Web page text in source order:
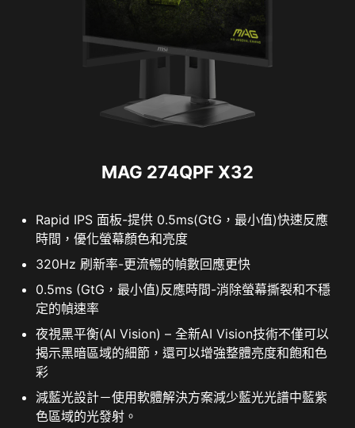
MAG 274QPF X32
Rapid IPS 面板-提供 0.5ms(GtG，最小值)快速反應
時間，優化螢幕顏色和亮度
320Hz 刷新率-更流暢的幀數回應更快
0.5ms (GtG，最小值)反應時間-消除螢幕撕裂和不穩
定的幀速率
夜視黑平衡(AI Vision) – 全新AI Vision技術不僅可以
揭示黑暗區域的細節，還可以增強整體亮度和飽和色
彩
減藍光設計－使用軟體解決方案減少藍光光譜中藍紫
色區域的光發射。